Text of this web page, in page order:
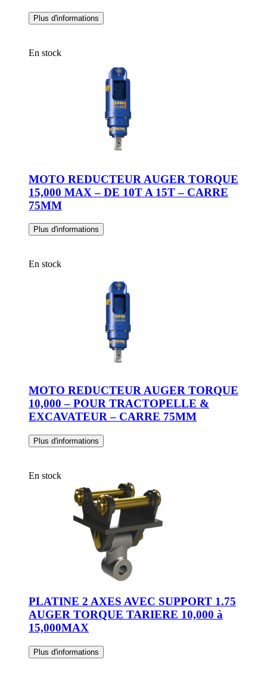
Plus d'informations
En stock
MOTO REDUCTEUR AUGER TORQUE
15,000 MAX – DE 10T A 15T – CARRE
75MM
Plus d'informations
En stock
MOTO REDUCTEUR AUGER TORQUE
10,000 – POUR TRACTOPELLE &
EXCAVATEUR – CARRE 75MM
Plus d'informations
En stock
PLATINE 2 AXES AVEC SUPPORT 1.75
AUGER TORQUE TARIERE 10,000 à
15,000MAX
Plus d'informations